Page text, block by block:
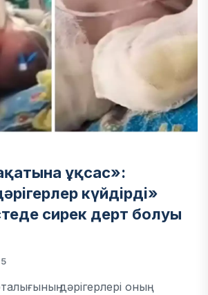
ұқсас»:
күйдірді»
сирек дерт болуы
дәрігерлері оның